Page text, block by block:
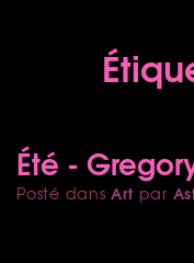
Été -
Posté dansArt par